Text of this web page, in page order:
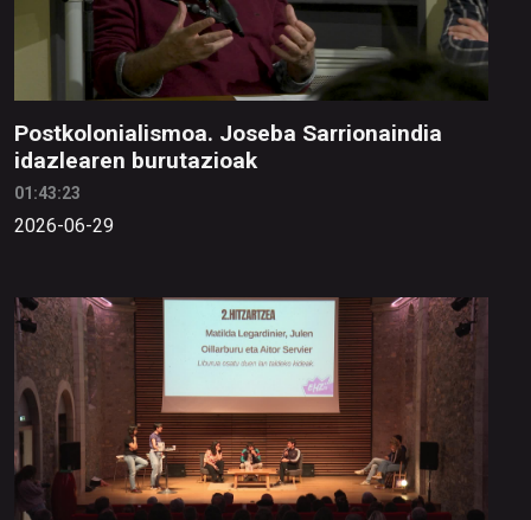
Postkolonialismoa. Joseba Sarrionaindia
idazlearen burutazioak
01:43:23
2026-06-29